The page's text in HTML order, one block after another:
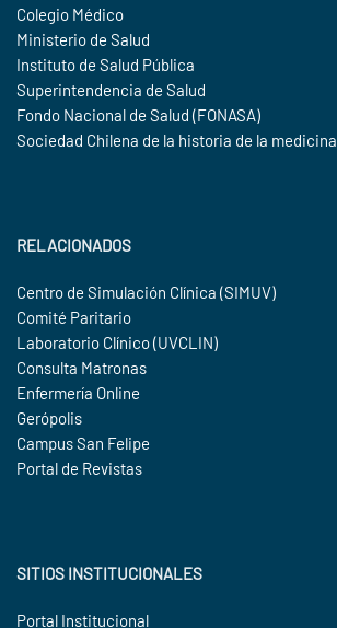
Colegio Médico
Ministerio de Salud
Instituto de Salud Pública
Superintendencia de Salud
Fondo Nacional de Salud (FONASA)
Sociedad Chilena de la historia de la medicina
RELACIONADOS
Centro de Simulación Clínica (SIMUV)
Comité Paritario
Laboratorio Clínico (UVCLIN)
Consulta Matronas
Enfermería Online
Gerópolis
Campus San Felipe
Portal de Revistas
SITIOS INSTITUCIONALES
Portal Institucional